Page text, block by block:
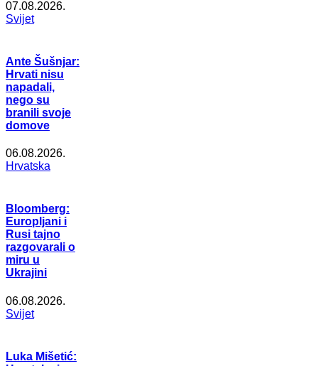
07.08.2026.
Svijet
Ante Šušnjar:
Hrvati nisu
napadali,
nego su
branili svoje
domove
06.08.2026.
Hrvatska
Bloomberg:
Europljani i
Rusi tajno
razgovarali o
miru u
Ukrajini
06.08.2026.
Svijet
Luka Mišetić: